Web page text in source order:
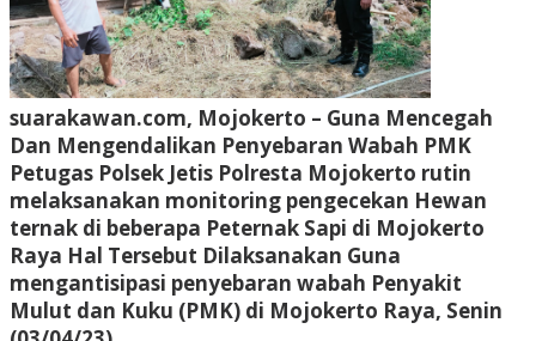
suarakawan.com, Mojokerto – Guna Mencegah
Dan Mengendalikan Penyebaran Wabah PMK
Petugas Polsek Jetis Polresta Mojokerto rutin
melaksanakan monitoring pengecekan Hewan
ternak di beberapa Peternak Sapi di Mojokerto
Raya Hal Tersebut Dilaksanakan Guna
mengantisipasi penyebaran wabah Penyakit
Mulut dan Kuku (PMK) di Mojokerto Raya, Senin